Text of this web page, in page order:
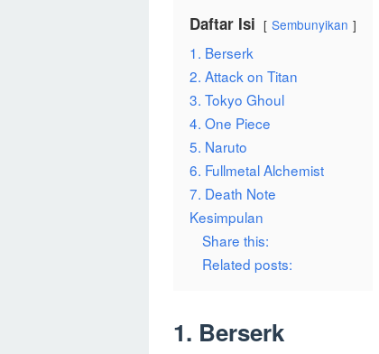
Daftar Isi Sembunyikan
1. Berserk
2. Attack on Titan
3. Tokyo Ghoul
4. One Piece
5. Naruto
6. Fullmetal Alchemist
7. Death Note
Kesimpulan
Share this:
Related posts:
1. Berserk